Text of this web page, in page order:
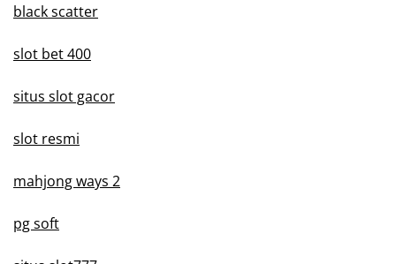
black scatter
slot bet 400
situs slot gacor
slot resmi
mahjong ways 2
pg soft